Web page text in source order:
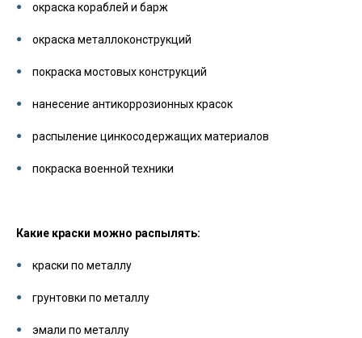
окраска кораблей и барж
окраска металлоконструкций
покраска мостовых конструкций
нанесение антикоррозионных красок
распыление цинкосодержащих материалов
покраска военной техники
Какие краски можно распылять:
краски по металлу
грунтовки по металлу
эмали по металлу